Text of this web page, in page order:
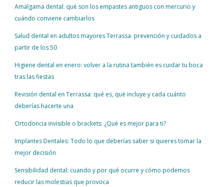
Amalgama dental: qué son los empastes antiguos con mercurio y
cuándo conviene cambiarlos
Salud dental en adultos mayores Terrassa: prevención y cuidados a
partir de los 50
Higiene dental en enero: volver a la rutina también es cuidar tu boca
tras las fiestas
Revisión dental en Terrassa: qué es, qué incluye y cada cuánto
deberías hacerte una
Ortodoncia invisible o brackets: ¿Qué es mejor para ti?
Implantes Dentales: Todo lo que deberías saber si quieres tomar la
mejor decisión
Sensibilidad dental: cuando y por qué ocurre y cómo podemos
reducir las molestias que provoca